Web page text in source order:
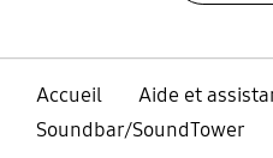
Accueil
Aide et
Soundbar/SoundTower